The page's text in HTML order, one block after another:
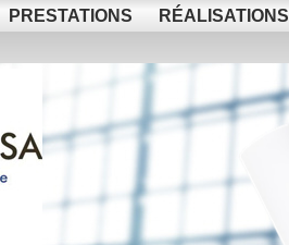
PRESTATIONS RÉALISATIONS